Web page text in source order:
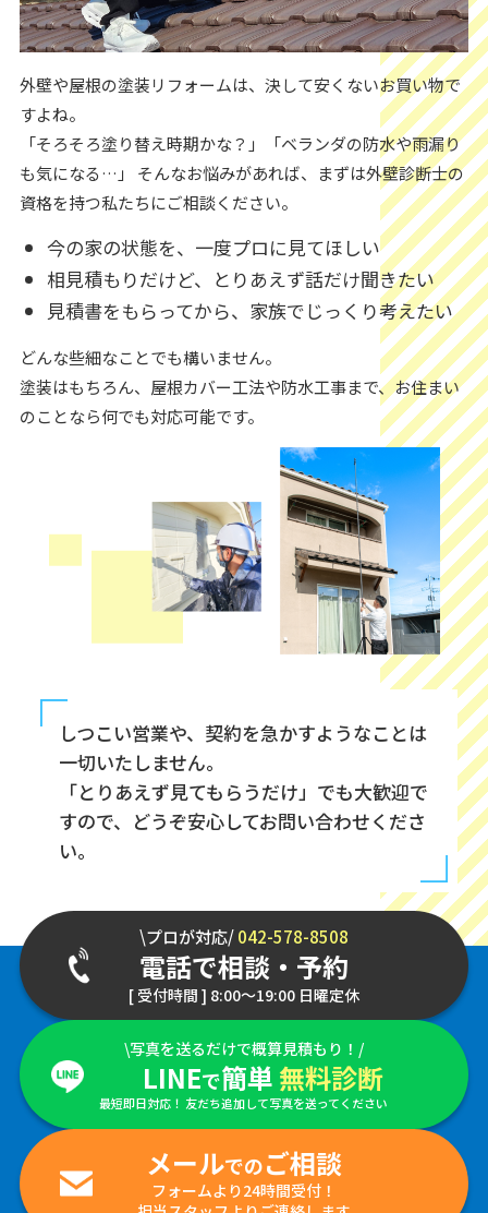
外壁や屋根の塗装リフォームは、決して安くないお買い物で
すよね。
「そろそろ塗り替え時期かな？」「ベランダの防水や雨漏り
も気になる…」 そんなお悩みがあれば、まずは外壁診断士の
資格を持つ私たちにご相談ください。
今の家の状態を、一度プロに見てほしい
相見積もりだけど、とりあえず話だけ聞きたい
見積書をもらってから、家族でじっくり考えたい
どんな些細なことでも構いません。
塗装はもちろん、屋根カバー工法や防水工事まで、お住まい
のことなら何でも対応可能です。
しつこい営業や、契約を急かすようなことは
一切いたしません。
「とりあえず見てもらうだけ」でも大歓迎で
すので、どうぞ安心してお問い合わせくださ
い。
\プロが対応/042-578-8508
電話で相談・予約
[ 受付時間 ] 8:00～19:00 日曜定休
\写真を送るだけで概算見積もり！/
LINEで簡単 無料診断
最短即日対応！ 友だち追加して写真を送ってください
メールでのご相談
フォームより24時間受付！